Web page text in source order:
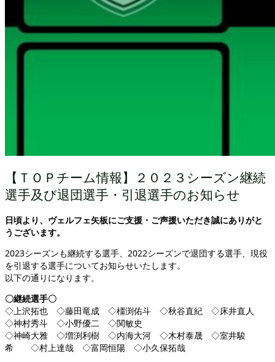
【ＴＯＰチーム情報】２０２３シーズン継続
選手及び退団選手・引退選手のお知らせ
日頃より、ヴェルフェ矢板にご支援・ご声援いただき誠にありがと
うございます。
2023シーズンも継続する選手、2022シーズンで退団する選手、現役
を引退する選手についてお知らせいたします。
以下の通りになります。
〇継続選手〇
◇上沢拓也 ◇藤田竜成 ◇橿渕佑斗 ◇秋谷直紀 ◇床井直人
◇神村秀斗 ◇小野優二 ◇関敏史
◇神崎大雅 ◇増渕利樹 ◇内海大河 ◇木村泰晟 ◇室井駿
希 ◇村上達哉 ◇富岡恒陽 ◇小久保拓哉